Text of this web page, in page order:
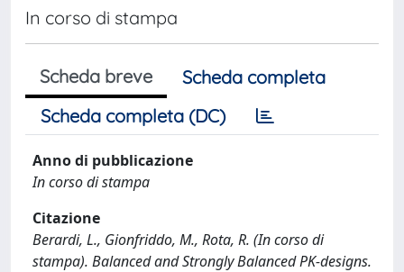
In corso di stampa
Scheda breve
Scheda completa
Scheda completa (DC)
Anno di pubblicazione
In corso di stampa
Citazione
Berardi, L., Gionfriddo, M., Rota, R. (In corso di
stampa). Balanced and Strongly Balanced PK-designs.